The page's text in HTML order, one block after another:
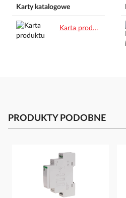
Karty katalogowe
Karta produktu.pdf
PRODUKTY PODOBNE